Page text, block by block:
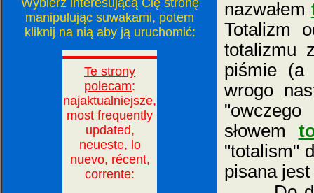
Wybierz interesującą Cię stronę
manipulując suwakami, potem
kliknij na nią aby ją uruchomić:
nazwałem
Totalizm
totalizmu
piśmie (a
wrogo
słowem
"totalism"
pisana